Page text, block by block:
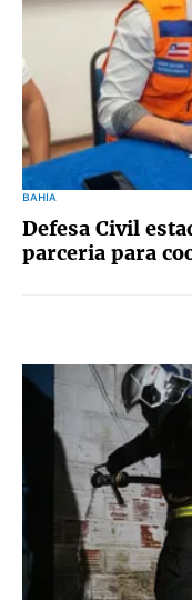
BAHIA
Defesa Civil
parceria para